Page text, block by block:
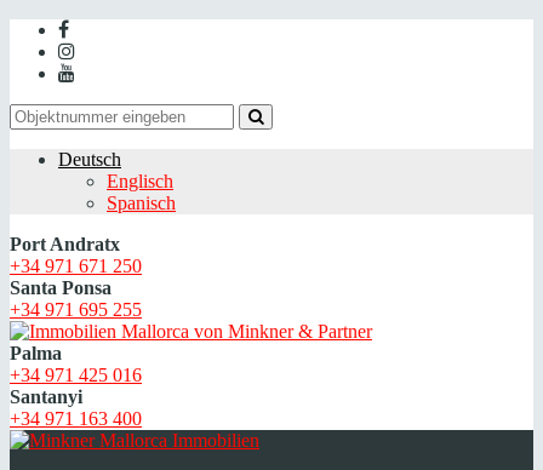
Deutsch
Englisch
Spanisch
Port Andratx
+34 971 671 250
Santa Ponsa
+34 971 695 255
Palma
+34 971 425 016
Santanyi
+34 971 163 400